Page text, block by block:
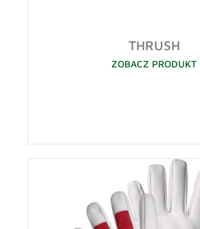
THRUSH
ZOBACZ PRODUKT